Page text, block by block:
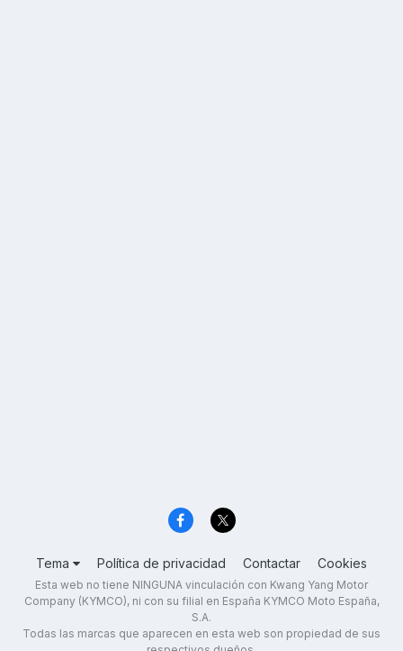
Tema Política de privacidad Contactar Cookies
Esta web no tiene NINGUNA vinculación con Kwang Yang Motor
Company (KYMCO), ni con su filial en España KYMCO Moto España,
S.A.
Todas las marcas que aparecen en esta web son propiedad de sus